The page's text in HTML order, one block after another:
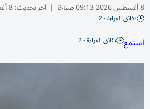
8 أغسطس 2026 09:13 صباحًا | آخر تحديث:8 أغسطس 10:49 2026
دقائق القراءة - 2
استمع دقائق القراءة - 2